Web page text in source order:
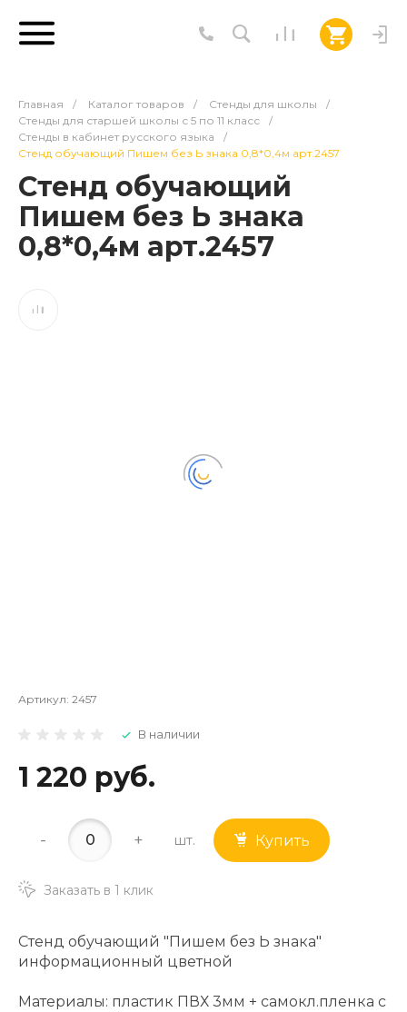
Главная / Каталог товаров / Стенды для школы
/
Стенды для старшей школы с 5 по 11 класс
/
Стенды в кабинет русского языка
/
Стенд обучающий Пишем без Ь знака 0,8*0,4м арт.2457
Стенд обучающий
Пишем без Ь знака
0,8*0,4м арт.2457
Артикул: 2457
В наличии
1 220 руб.
- + шт. Купить
Заказать в 1 клик
Стенд обучающий "Пишем без Ь знака"
информационный цветной
Материалы: пластик ПВХ 3мм + самокл.пленка с